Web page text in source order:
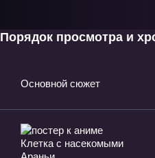
Порядок просмотра и
Основной сюжет